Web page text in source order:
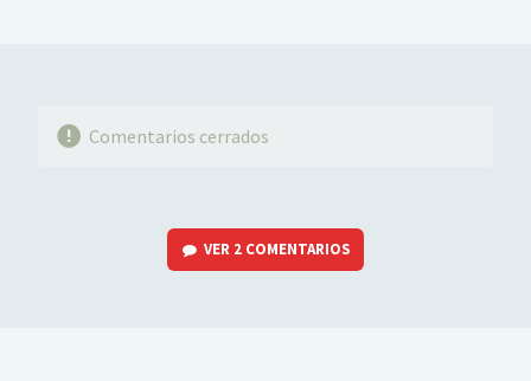
Comentarios cerrados
VER 2 COMENTARIOS